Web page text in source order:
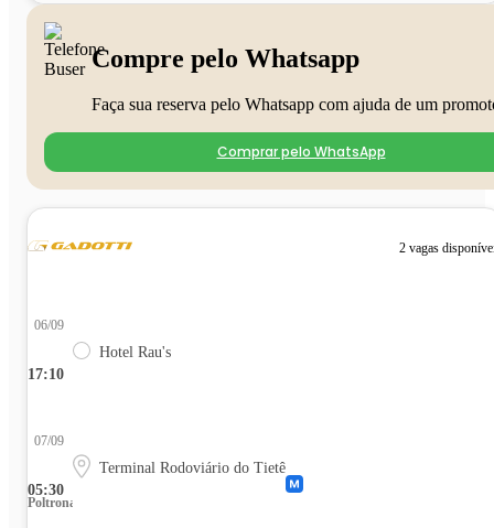
Compre pelo Whatsapp
Faça sua reserva pelo Whatsapp com ajuda de um
Comprar pelo WhatsApp
2 vagas
17:10
06/09
Hotel Rau's
05:30
07/09
Terminal Rodoviário do Tietê
Poltrona